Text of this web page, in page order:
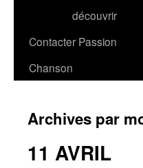
découvrir
Contacter Passion
Chanson
Archives par
11 AVRIL